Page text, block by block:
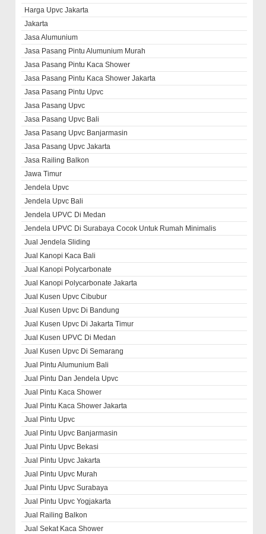
Harga Upvc Jakarta
Jakarta
Jasa Alumunium
Jasa Pasang Pintu Alumunium Murah
Jasa Pasang Pintu Kaca Shower
Jasa Pasang Pintu Kaca Shower Jakarta
Jasa Pasang Pintu Upvc
Jasa Pasang Upvc
Jasa Pasang Upvc Bali
Jasa Pasang Upvc Banjarmasin
Jasa Pasang Upvc Jakarta
Jasa Railing Balkon
Jawa Timur
Jendela Upvc
Jendela Upvc Bali
Jendela UPVC Di Medan
Jendela UPVC Di Surabaya Cocok Untuk Rumah Minimalis
Jual Jendela Sliding
Jual Kanopi Kaca Bali
Jual Kanopi Polycarbonate
Jual Kanopi Polycarbonate Jakarta
Jual Kusen Upvc Cibubur
Jual Kusen Upvc Di Bandung
Jual Kusen Upvc Di Jakarta Timur
Jual Kusen UPVC Di Medan
Jual Kusen Upvc Di Semarang
Jual Pintu Alumunium Bali
Jual Pintu Dan Jendela Upvc
Jual Pintu Kaca Shower
Jual Pintu Kaca Shower Jakarta
Jual Pintu Upvc
Jual Pintu Upvc Banjarmasin
Jual Pintu Upvc Bekasi
Jual Pintu Upvc Jakarta
Jual Pintu Upvc Murah
Jual Pintu Upvc Surabaya
Jual Pintu Upvc Yogjakarta
Jual Railing Balkon
Jual Sekat Kaca Shower